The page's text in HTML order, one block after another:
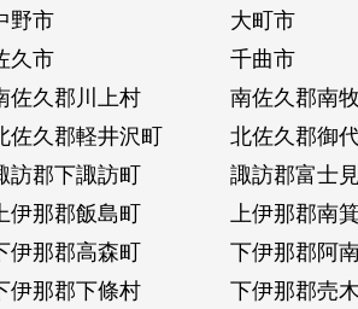
野市
大町市
久市
千曲市
佐久郡川上村
南佐久郡南
佐久郡軽井沢町
北佐久郡御
訪郡下諏訪町
諏訪郡富士
上伊那郡飯島町
上伊那郡南
伊那郡高森町
下伊那郡阿
伊那郡下條村
下伊那郡売